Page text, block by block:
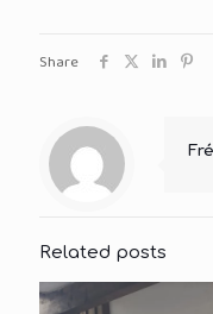
Share
Related posts